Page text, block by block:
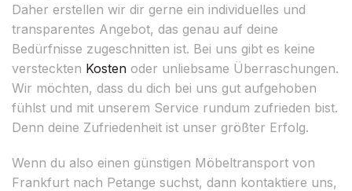
Daher erstellen wir dir gerne ein individuelles und
transparentes Angebot, das genau auf deine
Bedürfnisse zugeschnitten ist. Bei uns gibt es keine
versteckten Kosten oder unliebsame Überraschungen.
Wir möchten, dass du dich bei uns gut aufgehoben
fühlst und mit unserem Service rundum zufrieden bist.
Denn deine Zufriedenheit ist unser größter Erfolg.
Wenn du also einen günstigen Möbeltransport von
Frankfurt nach Petange suchst, dann kontaktiere uns,